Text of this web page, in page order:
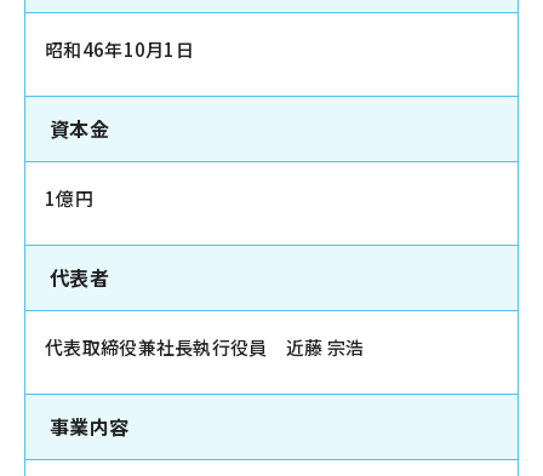
昭和46年10月1日
資本金
1億円
代表者
代表取締役兼社長執行役員 近藤 宗浩
事業内容